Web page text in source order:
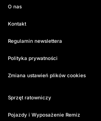
O nas
Kontakt
Regulamin newslettera
Polityka prywatności
Zmiana ustawień plików cookies
Sprzęt ratowniczy
Pojazdy i Wyposażenie Remiz